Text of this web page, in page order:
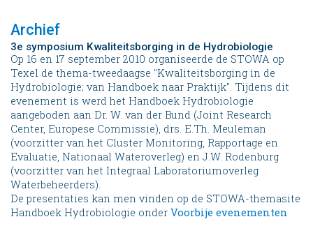
Archief
3e symposium Kwaliteitsborging in de Hydrobiologie
Op 16 en 17 september 2010 organiseerde de STOWA op
Texel de thema-tweedaagse "Kwaliteitsborging in de
Hydrobiologie; van Handboek naar Praktijk". Tijdens dit
evenement is werd het Handboek Hydrobiologie
aangeboden aan Dr. W. van der Bund (Joint Research
Center, Europese Commissie), drs. E.Th. Meuleman
(voorzitter van het Cluster Monitoring, Rapportage en
Evaluatie, Nationaal Wateroverleg) en J.W. Rodenburg
(voorzitter van het Integraal Laboratoriumoverleg
Waterbeheerders).
De presentaties kan men vinden op de STOWA-themasite
Handboek Hydrobiologie onder Voorbije evenementen